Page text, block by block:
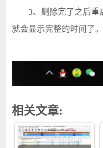
3、删除完了之后重
就会显示完整的时间了。
相关文章: